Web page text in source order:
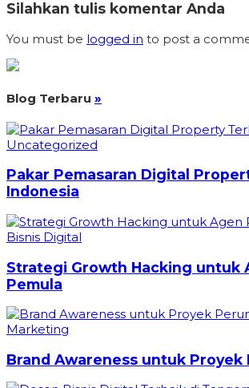
Silahkan tulis komentar Anda
You must be logged in to post a
Blog Terbaru »
Uncategorized
Pakar Pemasaran Digital
Indonesia
Bisnis Digital
Strategi Growth Hacking untuk
Pemula
Marketing
Brand Awareness untuk Proyek